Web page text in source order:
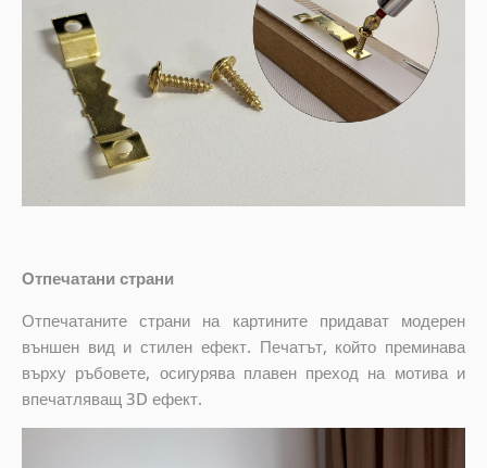
Отпечатани страни
Отпечатаните страни на картините придават модерен
външен вид и стилен ефект. Печатът, който преминава
върху ръбовете, осигурява плавен преход на мотива и
впечатляващ 3D ефект.